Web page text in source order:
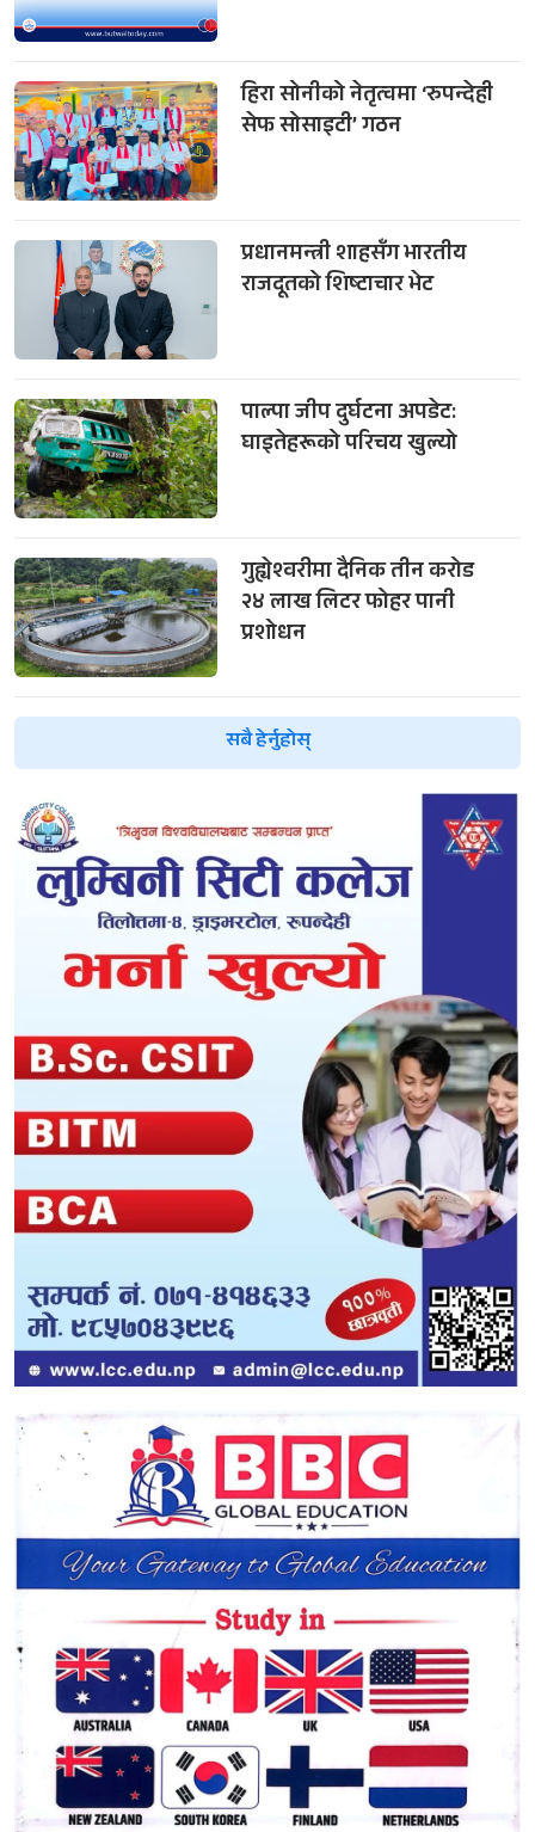
हिरा सोनीको नेतृत्वमा ‘रुपन्देही
सेफ सोसाइटी’ गठन
प्रधानमन्त्री शाहसँग भारतीय
राजदूतको शिष्टाचार भेट
पाल्पा जीप दुर्घटना अपडेट:
घाइतेहरूको परिचय खुल्यो
गुह्येश्वरीमा दैनिक तीन करोड
२४ लाख लिटर फोहर पानी
प्रशोधन
सबै हेर्नुहोस्